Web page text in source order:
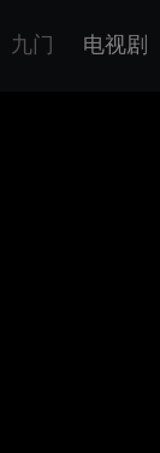
九门 电视剧